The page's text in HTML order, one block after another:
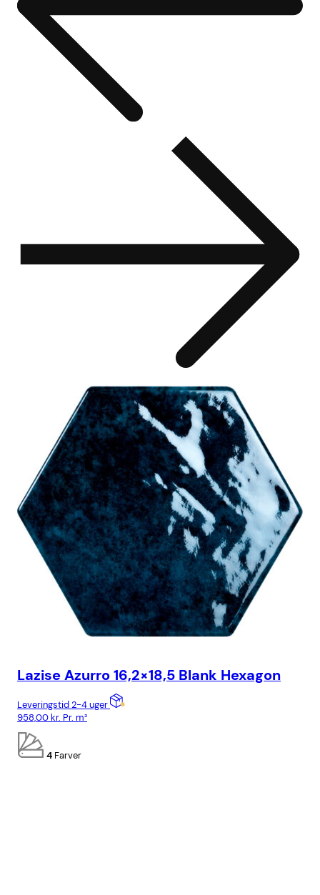
Lazise Azurro 16,2×18,5 Blank Hexagon
Leveringstid 2-4 uger
958,00kr. Pr. m²
4 Farver